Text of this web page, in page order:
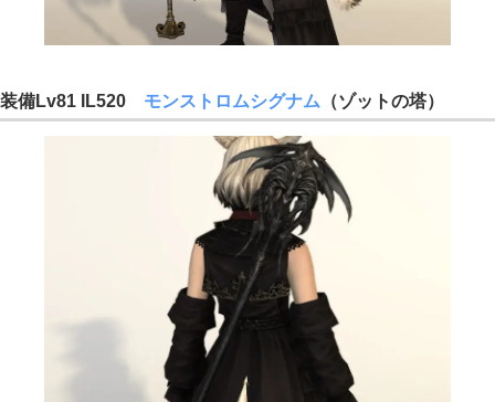
装備Lv81 IL520 モンストロムシグナム （ゾットの塔）